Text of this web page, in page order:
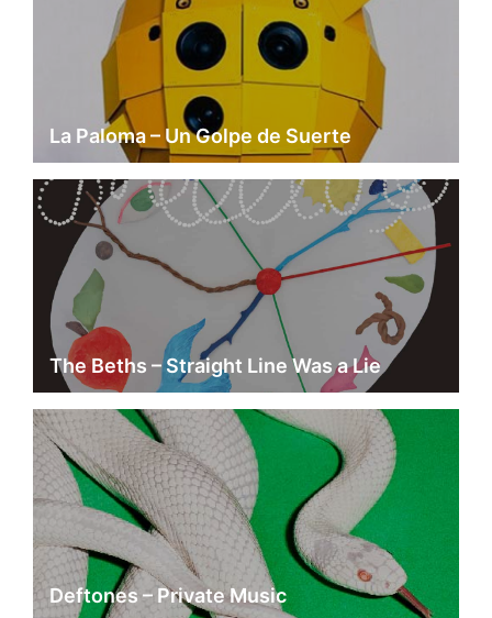
La Paloma – Un Golpe de Suerte
The Beths – Straight Line Was a Lie
Deftones – Private Music